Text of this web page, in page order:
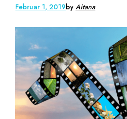
Februar 1, 2019byAitana